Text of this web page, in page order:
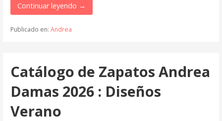
Continuar leyendo →
Publicado en: Andrea
Catálogo de Zapatos Andrea
Damas 2026 : Diseños
Verano